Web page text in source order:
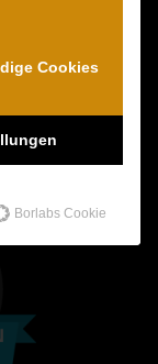
Cookies
Borlabs Cookie